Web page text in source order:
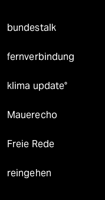
bundestalk
fernverbindung
klima update°
Mauerecho
Freie Rede
reingehen